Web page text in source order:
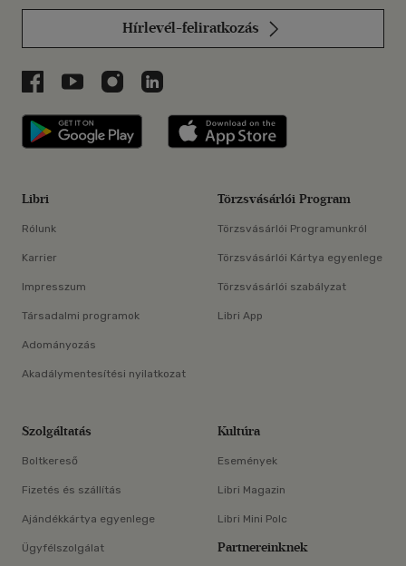
Hírlevél-feliratkozás
Libri a Facebookon
Libri a Youtube-on
Libri az Instagramon
Libri a LinkedInen
Libri applikáció Szerezd meg: Google
Libri
Rólunk
Karrier
Impresszum
Társadalmi programok
Adományozás
Akadálymentesítési nyilatkozat
Törzsvásárlói Program
Törzsvásárlói Programunkról
Törzsvásárlói Kártya egyenlege
Törzsvásárlói szabályzat
Libri App
Szolgáltatás
Boltkereső
Fizetés és szállítás
Ajándékkártya egyenlege
Ügyfélszolgálat
Kultúra
Események
Libri Magazin
Libri Mini Polc
Partnereinknek